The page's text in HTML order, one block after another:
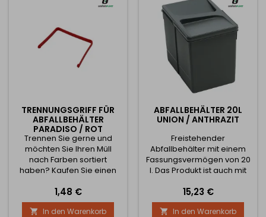
TRENNUNGSGRIFF FÜR
ABFALLBEHÄLTER
PARADISO / ROT
Trennen Sie gerne und
möchten Sie Ihren Müll
nach Farben sortiert
haben? Kaufen Sie einen
Mülleimer, um Ihren Müll
richtig zu sortieren.
Preis
1,48 €
 In den Warenkorb
ABFALLBEHÄLTER 20L
UNION / ANTHRAZIT
Freistehender
Abfallbehälter mit einem
Fassungsvermögen von 20
l. Das Produkt ist auch mit
freistehend oder für eine
Schublade.
Preis
15,23 €
 In den Warenkorb